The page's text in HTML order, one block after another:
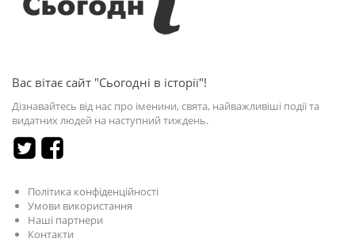
Вас вітає сайт "Сьогодні в історії"!
Дізнавайтесь від нас про іменини, свята, найважливіші події та
видатних людей на наступний тиждень.
Політика конфіденційності
Умови використання
Наші партнери
Контакти